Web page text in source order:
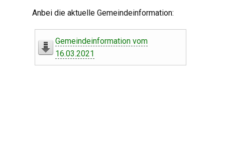
Leben in Oberdorf
Anbei die aktuelle Gemeindeinformation:
Gemeindeinformation vom
16.03.2021